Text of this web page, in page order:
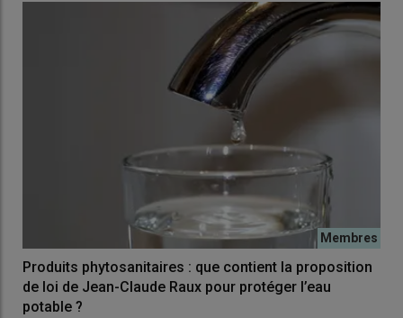
Produits phytosanitaires : que contient la proposition
de loi de Jean-Claude Raux pour protéger l’eau
potable ?